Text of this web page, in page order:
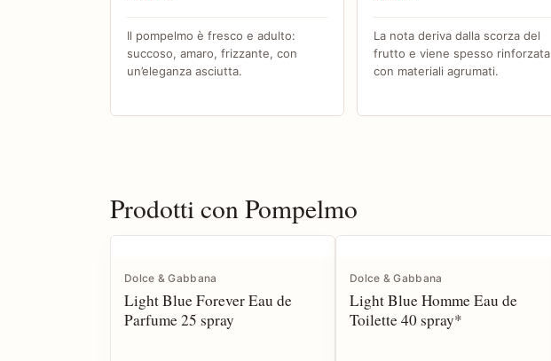
Il pompelmo è fresco e adulto:
succoso, amaro, frizzante, con
un’eleganza asciutta.
La nota deriva dalla scorza del
frutto e viene spesso rinforzata
con materiali agrumati.
Prodotti con Pompelmo
Dolce & Gabbana
Light Blue Forever Eau de
Parfume 25 spray
Dolce & Gabbana
Light Blue Homme Eau de
Toilette 40 spray*